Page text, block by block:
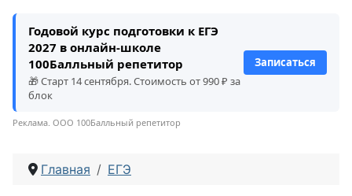
Годовой курс подготовки к ЕГЭ
2027 в онлайн-школе
100Балльный репетитор
🎁 Старт 14 сентября. Стоимость от 990 ₽ за
блок
Записаться
Реклама. ООО 100Балльный репетитор
Главная ЕГЭ